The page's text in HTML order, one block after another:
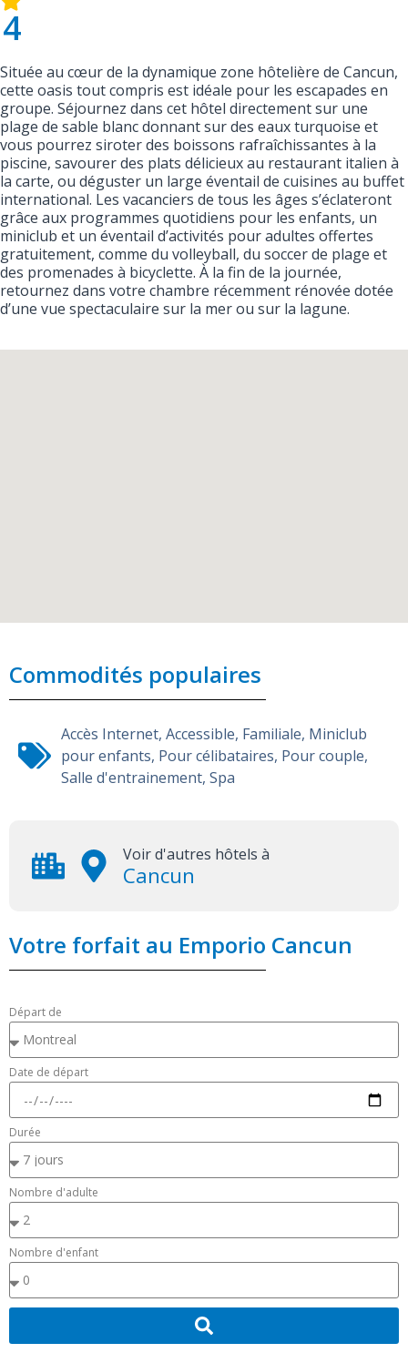
4
Située au cœur de la dynamique zone hôtelière de Cancun,
cette oasis tout compris est idéale pour les escapades en
groupe. Séjournez dans cet hôtel directement sur une
plage de sable blanc donnant sur des eaux turquoise et
vous pourrez siroter des boissons rafraîchissantes à la
piscine, savourer des plats délicieux au restaurant italien à
la carte, ou déguster un large éventail de cuisines au buffet
international. Les vacanciers de tous les âges s’éclateront
grâce aux programmes quotidiens pour les enfants, un
miniclub et un éventail d’activités pour adultes offertes
gratuitement, comme du volleyball, du soccer de plage et
des promenades à bicyclette. À la fin de la journée,
retournez dans votre chambre récemment rénovée dotée
d’une vue spectaculaire sur la mer ou sur la lagune.
Commodités populaires
Accès Internet, Accessible, Familiale, Miniclub
pour enfants, Pour célibataires, Pour couple,
Salle d'entrainement, Spa
Voir d'autres hôtels à
Cancun
Votre forfait au Emporio Cancun
Départ de
Date de départ
Durée
Nombre d'adulte
Nombre d'enfant